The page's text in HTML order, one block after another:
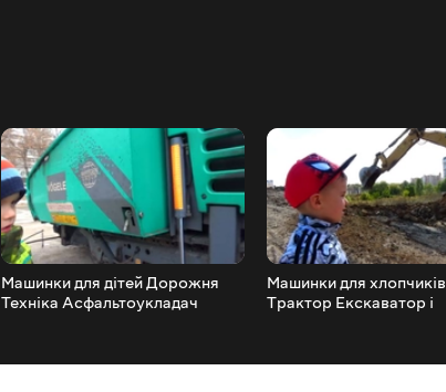
Машинки для дітей Дорожня
Техніка Асфальтоукладач
Машинки для хлопчиків
Трактор Екскаватор і